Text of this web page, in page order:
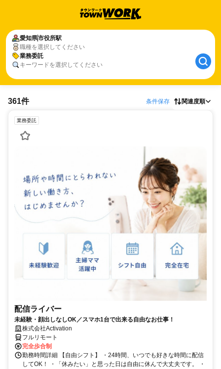
愛知県市役所駅
職種を選択してください
業務委託
キーワードを選択してください
361件 条件保存 関連度順
業務委託
配信ライバー
未経験・顔出しなしOK／スマホ1台で出来る自由なお仕事！
株式会社Activation
フルリモート
完全歩合制
勤務時間詳細 【自由シフト】 ・24時間、いつでも好きな時間に配信
してOK！ ・「休みたい」と思った日は自由に休んで大丈夫です。 ・